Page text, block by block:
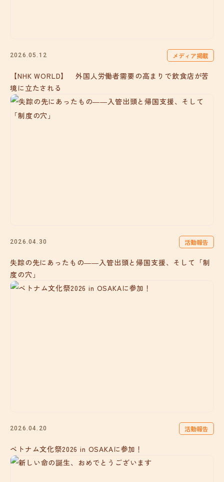
2026.05.12 メディア掲載
【NHK WORLD】 外国人労働者需要の高まりで飲食店が苦
境に立たされる
2026.04.30 活動報告
失踪の先にあったもの――入管出頭と帰国支援、そして「制
度の穴」
2026.04.20 活動報告
ベトナム文化祭2026 in OSAKAに参加！